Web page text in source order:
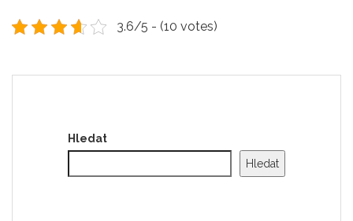
3.6/5 - (10 votes)
Hledat
Hledat